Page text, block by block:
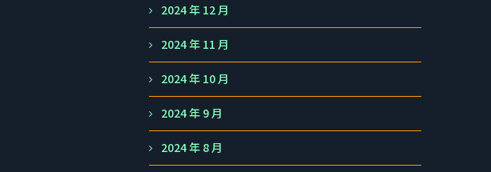
2024 年 12 月
2024 年 11 月
2024 年 10 月
2024 年 9 月
2024 年 8 月